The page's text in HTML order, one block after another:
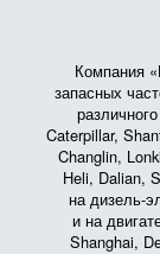
Компания
запасных
Caterpillar,
Changlin,
Heli, Dalian,
на дизель-
и на
Shanghai,